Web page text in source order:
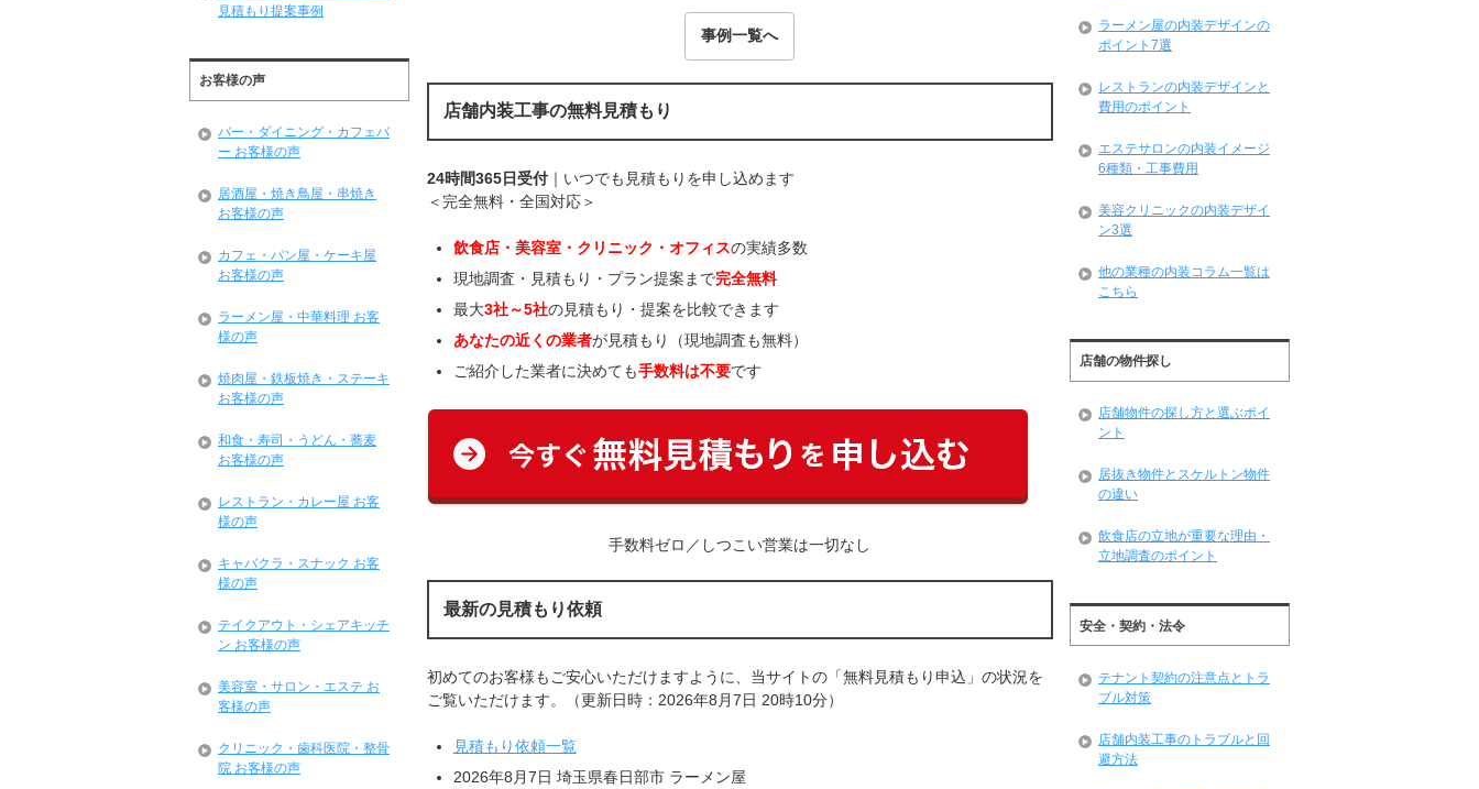
事例一覧へ
店舗内装工事の無料見積もり
24時間365日受付｜いつでも見積もりを申し込めます
＜完全無料・全国対応＞
飲食店・美容室・クリニック・オフィスの実績多数
現地調査・見積もり・プラン提案まで完全無料
最大3社～5社の見積もり・提案を比較できます
あなたの近くの業者が見積もり（現地調査も無料）
ご紹介した業者に決めても手数料は不要です
手数料ゼロ／しつこい営業は一切なし
最新の見積もり依頼
初めてのお客様もご安心いただけますように、当サイトの「無料見積もり申込」の状況を
ご覧いただけます。（更新日時：2026年8月7日 20時10分）
見積もり依頼一覧
2026年8月7日 埼玉県春日部市 ラーメン屋
見積もり提案事例
お客様の声
バー・ダイニング・カフェバ
ー お客様の声
居酒屋・焼き鳥屋・串焼き
お客様の声
カフェ・パン屋・ケーキ屋
お客様の声
ラーメン屋・中華料理 お客
様の声
焼肉屋・鉄板焼き・ステーキ
お客様の声
和食・寿司・うどん・蕎麦
お客様の声
レストラン・カレー屋 お客
様の声
キャバクラ・スナック お客
様の声
テイクアウト・シェアキッチ
ン お客様の声
美容室・サロン・エステ お
客様の声
クリニック・歯科医院・整骨
院 お客様の声
ラーメン屋の内装デザインの
ポイント7選
レストランの内装デザインと
費用のポイント
エステサロンの内装イメージ
6種類・工事費用
美容クリニックの内装デザイ
ン3選
他の業種の内装コラム一覧は
こちら
店舗の物件探し
店舗物件の探し方と選ぶポイ
ント
居抜き物件とスケルトン物件
の違い
飲食店の立地が重要な理由・
立地調査のポイント
安全・契約・法令
テナント契約の注意点とトラ
ブル対策
店舗内装工事のトラブルと回
避方法